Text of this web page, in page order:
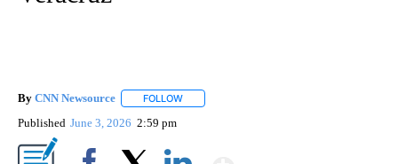
By CNN Newsource FOLLOW
Published June 3, 2026 2:59 pm